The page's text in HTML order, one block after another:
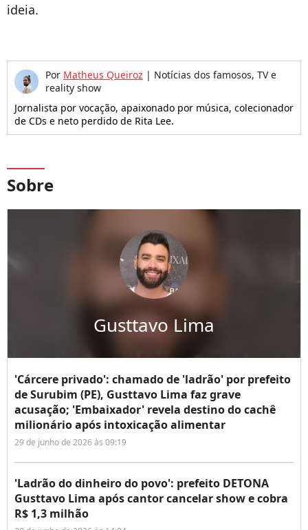
ideia.
Por Matheus Queiroz | Notícias dos famosos, TV e
reality show
Jornalista por vocação, apaixonado por música, colecionador
de CDs e neto perdido de Rita Lee.
Sobre
Gusttavo Lima
'Cárcere privado': chamado de 'ladrão' por prefeito
de Surubim (PE), Gusttavo Lima faz grave
acusação; 'Embaixador' revela destino do cachê
milionário após intoxicação alimentar
29 de junho de 2026 às 09:19
'Ladrão do dinheiro do povo': prefeito DETONA
Gusttavo Lima após cantor cancelar show e cobra
R$ 1,3 milhão